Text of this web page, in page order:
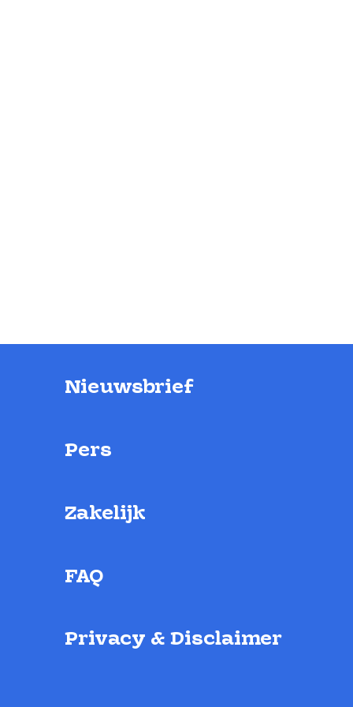
Nieuwsbrief
Pers
Zakelijk
FAQ
Privacy & Disclaimer